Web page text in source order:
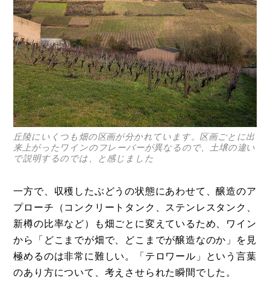
丘陵にいくつも畑の区画が分かれています。区画ごとに出
来上がったワインのフレーバーが異なるので、土壌の違い
で説明するのでは、と感じました
一方で、収穫したぶどうの状態にあわせて、醸造のア
プローチ（コンクリートタンク、ステンレスタンク、
新樽の比率など）も畑ごとに変えているため、ワイン
から「どこまでが畑で、どこまでが醸造なのか」を見
極めるのは非常に難しい。「テロワール」という言葉
のあり方について、考えさせられた瞬間でした。